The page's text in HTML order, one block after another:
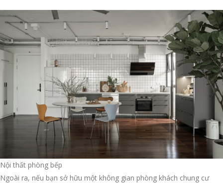
Nội thất phòng bếp
Ngoài ra, nếu bạn sở hữu một không gian phòng khách chung cư